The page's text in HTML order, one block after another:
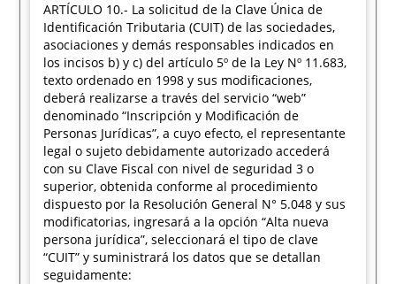
ARTÍCULO 10.- La solicitud de la Clave Única de
Identificación Tributaria (CUIT) de las sociedades,
asociaciones y demás responsables indicados en
los incisos b) y c) del artículo 5º de la Ley Nº 11.683,
texto ordenado en 1998 y sus modificaciones,
deberá realizarse a través del servicio “web”
denominado “Inscripción y Modificación de
Personas Jurídicas”, a cuyo efecto, el representante
legal o sujeto debidamente autorizado accederá
con su Clave Fiscal con nivel de seguridad 3 o
superior, obtenida conforme al procedimiento
dispuesto por la Resolución General N° 5.048 y sus
modificatorias, ingresará a la opción “Alta nueva
persona jurídica”, seleccionará el tipo de clave
“CUIT” y suministrará los datos que se detallan
seguidamente: